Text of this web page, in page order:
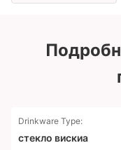
Drinkware Type:
стекло вискиа